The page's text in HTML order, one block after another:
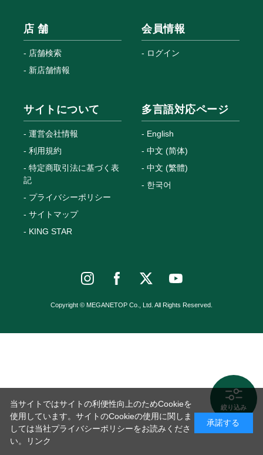
絞り込み
店 舗
店舗検索
新店舗情報
会員情報
ログイン
サイトについて
運営会社情報
利用規約
特定商取引法に基づく表
記
プライバシーポリシー
サイトマップ
KING STAR
多言語対応ページ
English
中文 (简体)
中文 (繁體)
한국어
Copyright © MEGANETOP Co., Ltd. All Rights Reserved.
当サイトではサイトの利便性向上のためCookieを
使用しています。サイトのCookieの使用に関しま
しては当社プライバシーポリシーをお読みくださ
い。
リンク
承諾する